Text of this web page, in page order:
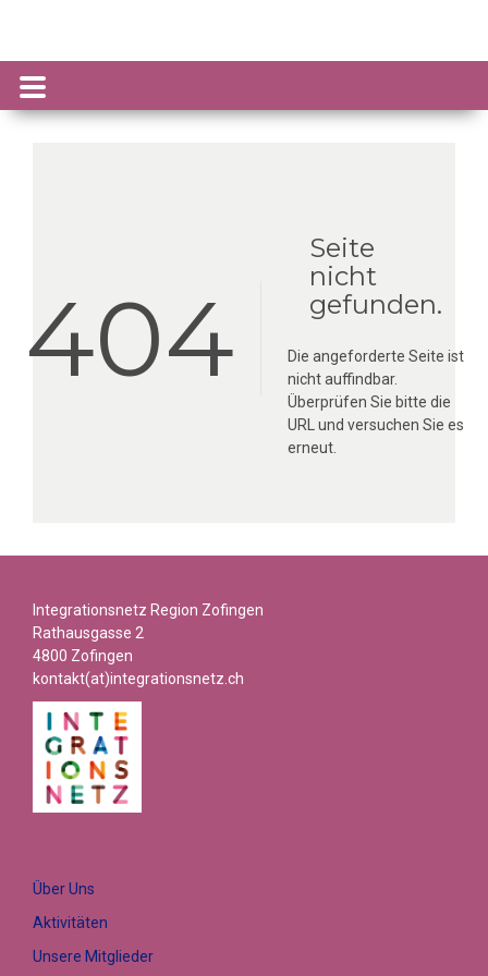
404
Seite
nicht
gefunden.
Die angeforderte Seite ist
nicht auffindbar.
Überprüfen Sie bitte die
URL und versuchen Sie es
erneut.
Integrationsnetz Region Zofingen
Rathausgasse 2
4800 Zofingen
kontakt(at)integrationsnetz.ch
Über Uns
Aktivitäten
Unsere Mitglieder